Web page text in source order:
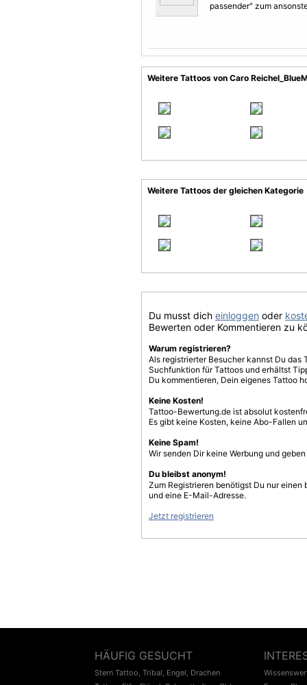
passender" zum
Weitere Tattoos von Caro
Weitere Tattoos der gleichen Kategorie
Du musst dich einloggen oder
Bewerten oder Kommentieren zu
Warum registrieren?
Als registrierter Besucher kannst Du
Suchfunktion für Tattoos und erhältst
Du kommentieren, Dein eigenes Tattoo
Keine Kosten!
Tattoo-Bewertung.de ist absolut
Es gibt keine Kosten, keine Abo-Fallen
Keine Spam!
Wir senden Dir keine Werbung und
Du bleibst anonym!
Zum Registrieren benötigst Du nur einen
und eine E-Mail-Adresse.
Jetzt registrieren
HÄUFIG GESUCHT
Stern Tattoo, Tribal, Engel, Drachen